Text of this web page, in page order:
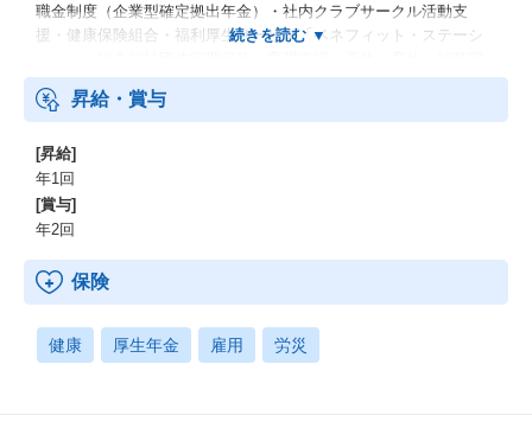
職金制度（企業型確定拠出年金）・社内クラブサークル活動支
援・健康保険組合・福利厚生サービス「ベネフィット・ステーシ
勤務制度）
昇給・賞与
[昇給]
年1回
[賞与]
年2回
保険
健康 厚生年金 雇用 労災